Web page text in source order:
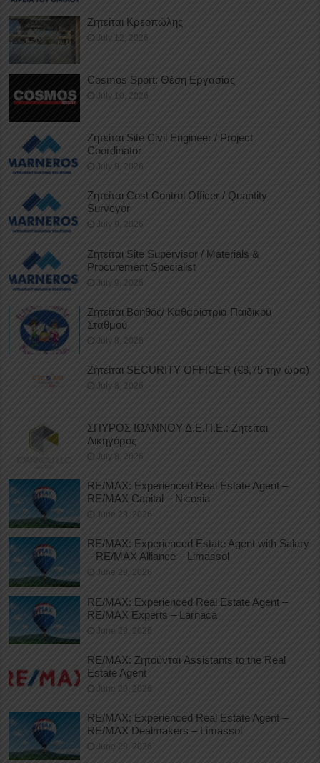
Ζητείται Κρεοπώλης
July 12, 2026
Cosmos Sport: Θέση Εργασίας
July 10, 2026
Ζητείται Site Civil Engineer / Project
Coordinator
July 9, 2026
Ζητείται Cost Control Officer / Quantity
Surveyor
July 9, 2026
Ζητείται Site Supervisor / Materials &
Procurement Specialist
July 9, 2026
Ζητείται Βοηθός/ Καθαρίστρια Παιδικού
Σταθμού
July 8, 2026
Ζητείται SECURITY OFFICER (€8,75 την ώρα)
July 8, 2026
ΣΠΥΡΟΣ ΙΩΑΝΝΟΥ Δ.Ε.Π.Ε.: Ζητείται
Δικηγόρος
July 8, 2026
RE/MAX: Experienced Real Estate Agent –
RE/MAX Capital – Nicosia
June 29, 2026
RE/MAX: Experienced Estate Agent with Salary
– RE/MAX Alliance – Limassol
June 29, 2026
RE/MAX: Experienced Real Estate Agent –
RE/MAX Experts – Larnaca
June 29, 2026
RE/MAX: Ζητούνται Assistants to the Real
Estate Agent
June 29, 2026
RE/MAX: Experienced Real Estate Agent –
RE/MAX Dealmakers – Limassol
June 29, 2026